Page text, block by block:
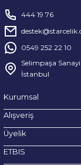
444 19 76
0549 252 22 10
Selimpaşa
İstanbul
Kurumsal
Alışveriş
Üyelik
ETBIS